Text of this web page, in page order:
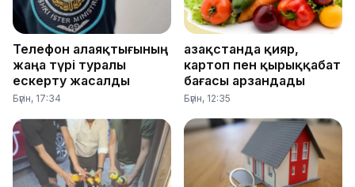
Телефон алаяқтығының
жаңа түрі туралы
ескерту жасалды
Бүгін, 17:34
Қазақстанда қияр,
картоп пен қырыққабат
бағасы арзандады
Бүгін, 12:35